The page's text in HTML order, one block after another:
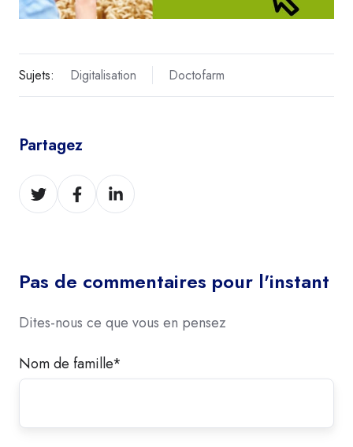
Sujets: Digitalisation Doctofarm
Partagez
Partager
sur
Partager
sur
Partager
sur
Pas de commentaires pour l'instant
Dites-nous ce que vous en pensez
Nom de famille*